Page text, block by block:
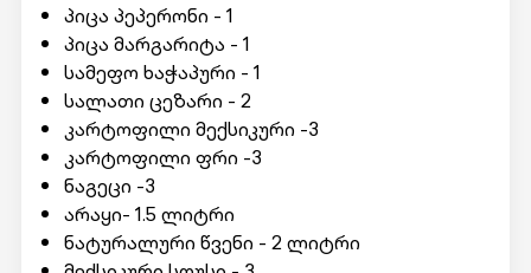
პიცა პეპერონი - 1
პიცა მარგარიტა - 1
სამეფო ხაჭაპური - 1
სალათი ცეზარი - 2
კარტოფილი მექსიკური -3
კარტოფილი ფრი -3
ნაგეცი -3
არაყი- 1.5 ლიტრი
ნატურალური წვენი - 2 ლიტრი